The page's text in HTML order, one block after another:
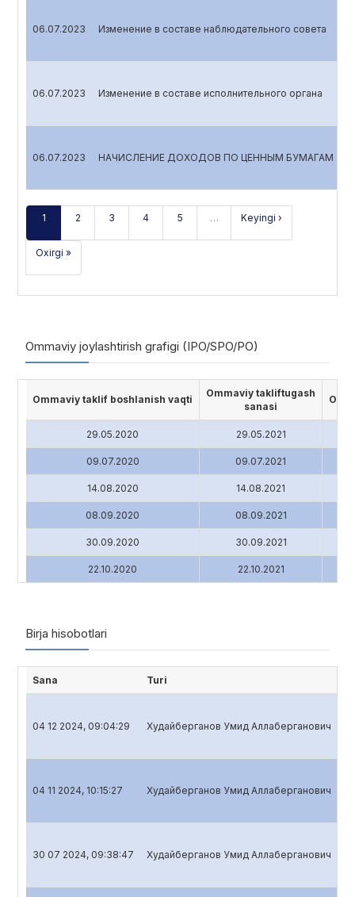
06.07.2023 Изменение в составе наблюдательного совета
06.07.2023 Изменение в составе исполнительного органа
06.07.2023 НАЧИСЛЕНИЕ ДОХОДОВ ПО ЦЕННЫМ БУМАГАМ
1 2 3 4 5 … Keyingi ›
Oxirgi »
Ommaviy joylashtirish grafigi (IPO/SPO/PO)
Ommaviy taklif boshlanish vaqti
Ommaviy takliftugash
sanasi
29.05.2020 29.05.2021
09.07.2020 09.07.2021
14.08.2020 14.08.2021
08.09.2020 08.09.2021
30.09.2020 30.09.2021
22.10.2020 22.10.2021
Birja hisobotlari
Sana Turi
04 12 2024, 09:04:29 Худайберганов Умид Аллаберганович
04 11 2024, 10:15:27 Худайберганов Умид Аллаберганович
30 07 2024, 09:38:47 Худайберганов Умид Аллаберганович